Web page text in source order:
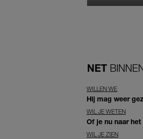
NET
WILLEN WE
Hij mag weer
WIL JE WETEN
Of je nu naar
WIL JE ZIEN